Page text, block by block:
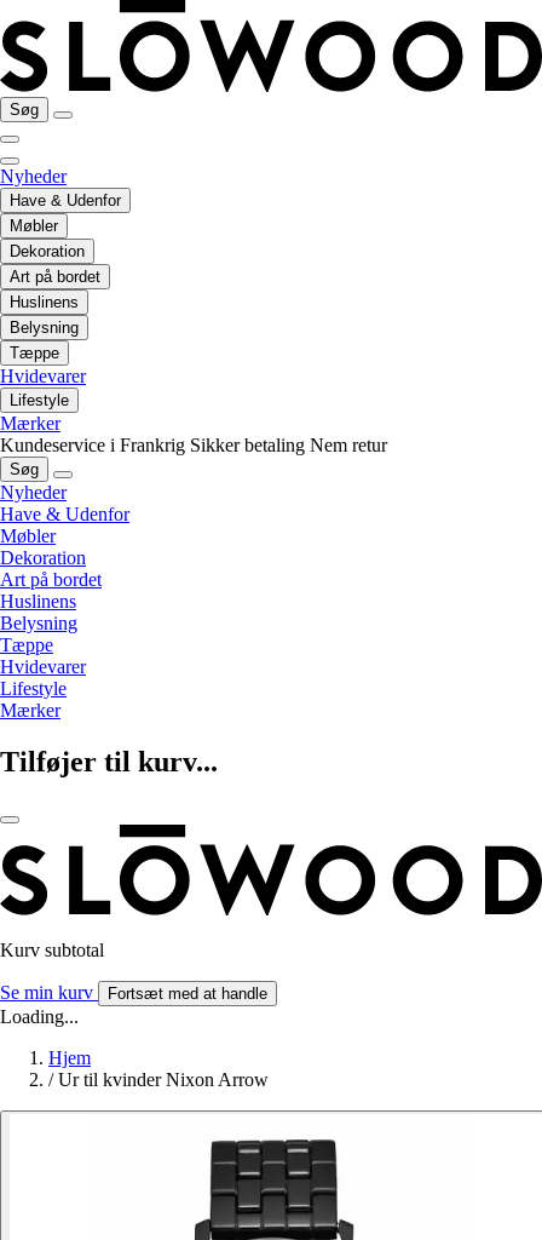
Søg
Nyheder
Have & Udenfor
Møbler
Dekoration
Art på bordet
Huslinens
Belysning
Tæppe
Hvidevarer
Lifestyle
Mærker
Kundeservice i Frankrig Sikker betaling Nem retur
Søg
Nyheder
Have & Udenfor
Møbler
Dekoration
Art på bordet
Huslinens
Belysning
Tæppe
Hvidevarer
Lifestyle
Mærker
Tilføjer til kurv...
Kurv subtotal
Se min kurv Fortsæt med at handle
Loading...
Hjem
/ Ur til kvinder Nixon Arrow